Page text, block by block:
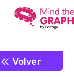
Volver